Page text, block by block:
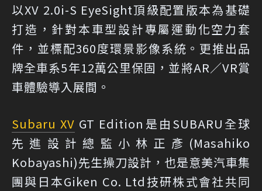
以XV 2.0i-S EyeSight頂級配置版本為基礎
打造，針對本車型設計專屬運動化空力套
件，並標配360度環景影像系統。更推出品
牌全車系5年12萬公里保固，並將AR／VR賞
車體驗導入展間。
Subaru XV GT Edition是由SUBARU全球
先進設計總監小林正彥(Masahiko
Kobayashi)先生操刀設計，也是意美汽車集
團與日本Giken Co. Ltd技研株式會社共同